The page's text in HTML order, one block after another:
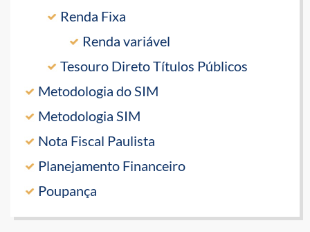
Renda Fixa
Renda variável
Tesouro Direto Títulos Públicos
Metodologia do SIM
Metodologia SIM
Nota Fiscal Paulista
Planejamento Financeiro
Poupança